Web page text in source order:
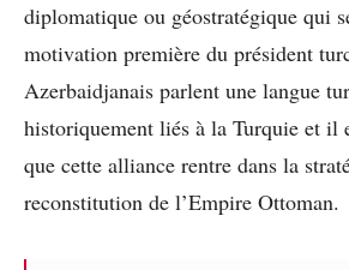
diplomatique ou géostratégique qui
motivation première du président
Azerbaidjanais parlent une langue
historiquement liés à la Turquie et il
que cette alliance rentre dans la
reconstitution de l’Empire Ottoman.